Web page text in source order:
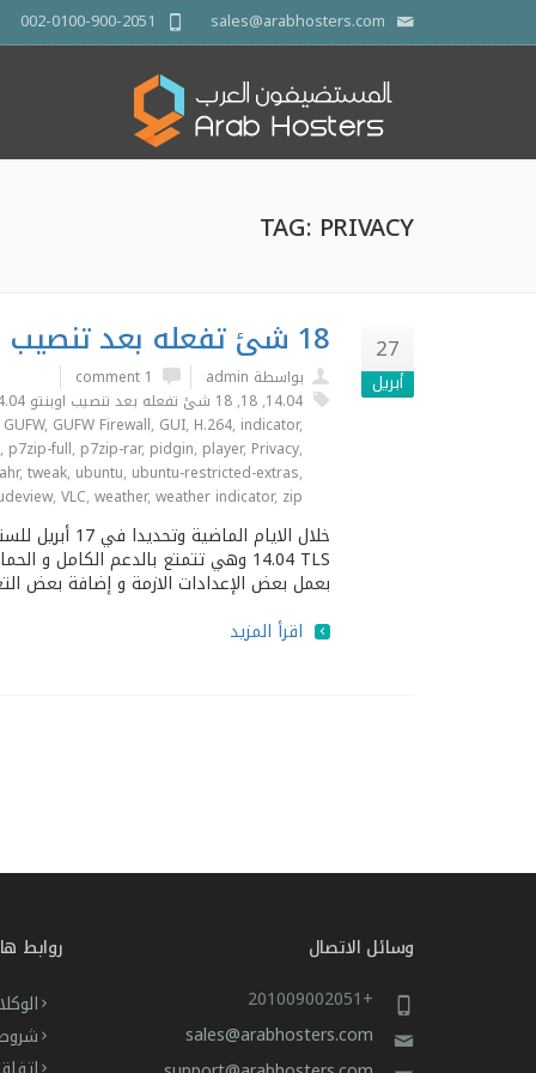
sales@arabhosters.com
002-0100-900-2051
TAG: PRIVACY
27
أبريل
18 شئ تفعله بعد تنصيب اوبنتو 14.04
بواسطة admin
1 comment
14.04
,
18
,18 شئ تفعله بعد تنصيب اوبنتو 14.04
GUFW, GUFW Firewall, GUI, H.264, indicator,
, p7zip-full, p7zip-rar, pidgin, player, Privacy,
, tweak, ubuntu, ubuntu-restricted-extras,
, VLC, weather, weather indicator, zip
بعمل بعض الإعدادات اﻻزمة و إضافة بعض
اقرأ المزيد
وسائل الاتصال
+201009002051
sales@arabhosters.com
روابط